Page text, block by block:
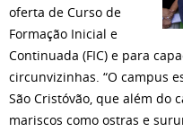
oferta de Curso de
Formação Inicial e
Continuada (FIC) e para
circunvizinhas. “O campus
São Cristóvão, que além do
mariscos como ostras e